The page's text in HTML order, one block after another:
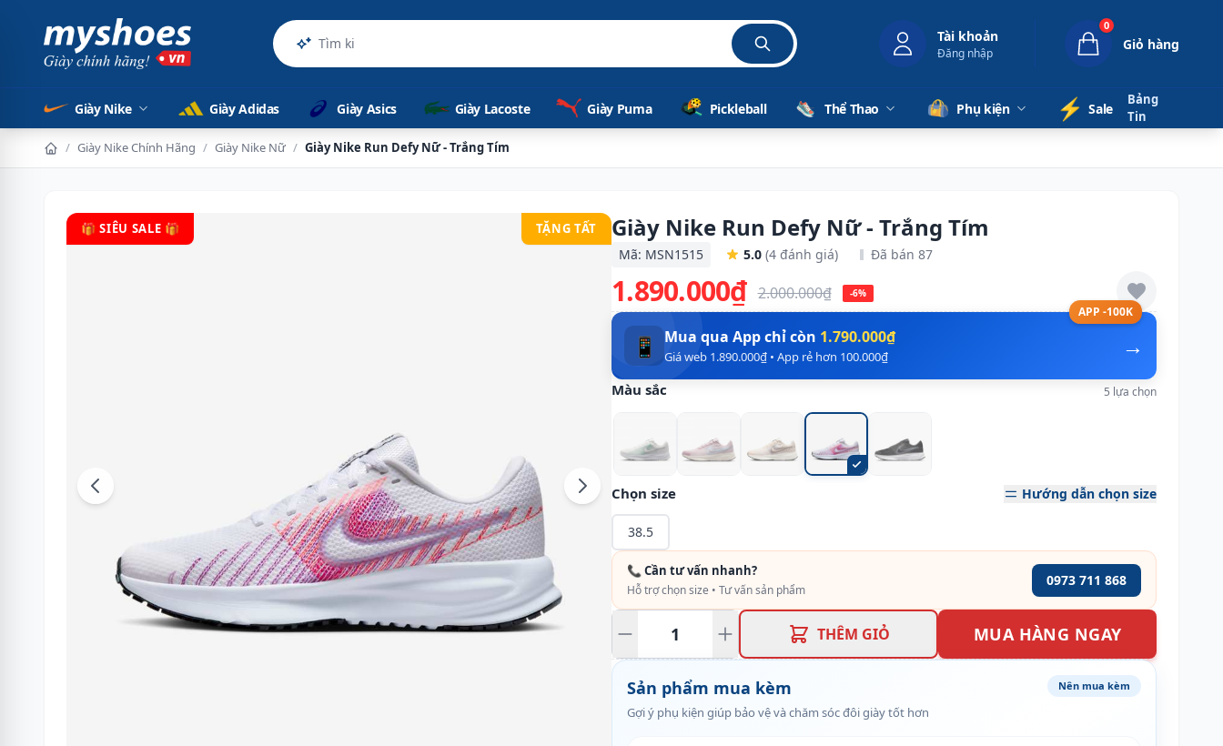
Sản phẩm Tài khoản
Đăng nhập
0
Giỏ hàng
Giày Nike Giày Adidas Giày Asics Giày Lacoste Giày Puma Pickleball Thể Thao Phụ kiện ⚡️ Sale
Bảng
Tin
/ Giày Nike Chính Hãng / Giày Nike Nữ / Giày Nike Run Defy Nữ - Trắng Tím
🎁 SIÊU SALE 🎁 TẶNG TẤT Giày Nike Run Defy Nữ - Trắng Tím
Mã: MSN1515 5.0 (4 đánh giá) Đã bán 87
1.890.000₫ 2.000.000₫ -6%
APP -100K
→
📱 Mua qua App chỉ còn 1.790.000₫
Giá web 1.890.000₫ • App rẻ hơn 100.000₫
Màu sắc 5 lựa chọn
Chọn size Hướng dẫn chọn size
38.5
📞 Cần tư vấn nhanh?
Hỗ trợ chọn size • Tư vấn sản phẩm
0973 711 868
THÊM GIỎ MUA HÀNG NGAY
Sản phẩm mua kèm
Gợi ý phụ kiện giúp bảo vệ và chăm sóc đôi giày tốt hơn
Nên mua kèm